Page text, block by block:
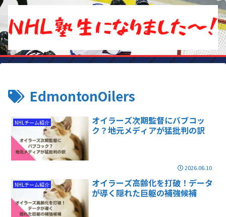
EdmontonOilers
NHLチーム紹介
オイラーズ次期監督にバブコッ
ク？地元メディアが猛批判の訳
2026.06.10
NHLチーム紹介
オイラーズ高齢化を打破！データ
が導く隠れた巨躯の補強候補